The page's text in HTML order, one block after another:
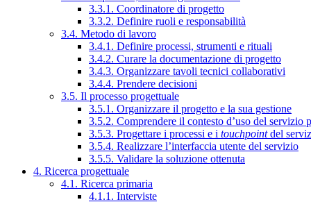
3.3.1. Coordinatore di progetto
3.3.2. Definire ruoli e responsabilità
3.4. Metodo di lavoro
3.4.1. Definire processi, strumenti e rituali
3.4.2. Curare la documentazione di progetto
3.4.3. Organizzare tavoli tecnici collaborativi
3.4.4. Prendere decisioni
3.5. Il processo progettuale
3.5.1. Organizzare il progetto e la sua gestione
3.5.2. Comprendere il contesto d’uso del servizio
3.5.3. Progettare i processi e i touchpointdel
3.5.4. Realizzare l’interfaccia utente del servizio
3.5.5. Validare la soluzione ottenuta
4. Ricerca progettuale
4.1. Ricerca primaria
4.1.1. Interviste